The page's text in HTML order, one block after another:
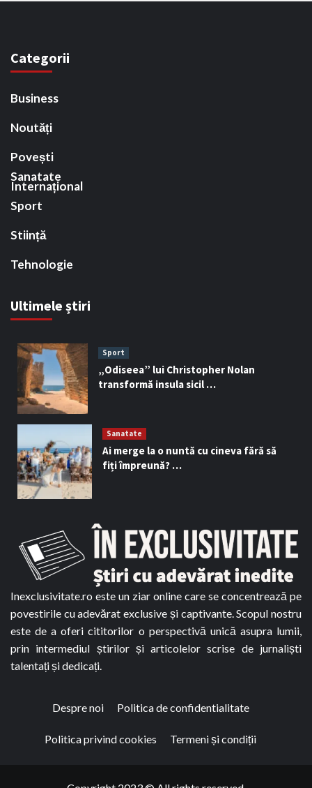
Categorii
Business
Noutăți
Povești
Internațional
Sanatate
Sport
Stiință
Tehnologie
Ultimele știri
Sport
„Odiseea” lui Christopher Nolan
transformă insula sicil …
Sanatate
Ai merge la o nuntă cu cineva fără să
fiți împreună? …
Inexclusivitate.ro este un ziar online care se concentrează pe
povestirile cu adevărat exclusive și captivante. Scopul nostru
este de a oferi cititorilor o perspectivă unică asupra lumii,
prin intermediul știrilor și articolelor scrise de jurnaliști
talentați și dedicați.
Despre noi Politica de confidentialitate
Politica privind cookies Termeni și condiții